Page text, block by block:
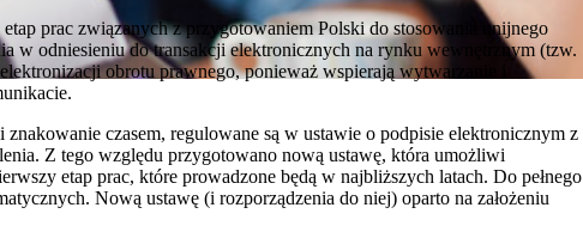
prac związanych z przygotowaniem Polski do stosowania unijnego
w odniesieniu do transakcji elektronicznych na rynku wewnętrznym (tzw.
obrotu prawnego, ponieważ wspierają wytwarzanie i
czasem, regulowane są w ustawie o podpisie elektronicznym z
Z tego względu przygotowano nową ustawę, która umożliwi
etap prac, które prowadzone będą w najbliższych latach. Do pełnego
Nową ustawę (i rozporządzenia do niej) oparto na założeniu